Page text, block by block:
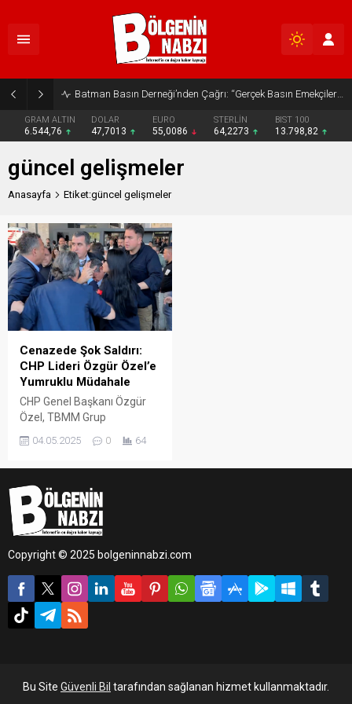
Batman Basın Derneği’nden Çağrı: “Gerçek Basın Emekçileri Desteklenmeli”
GRAM ALTIN
6.544,76
DOLAR
47,7013
EURO
55,0086
STERLİN
64,2273
BIST 100
13.798,82
güncel gelişmeler
Anasayfa Etiket:güncel gelişmeler
Cenazede Şok Saldırı:
CHP Lideri Özgür Özel’e
Yumruklu Müdahale
CHP Genel Başkanı Özgür
Özel, TBMM Grup
Başkanvekili ve DEM Parti
milletvekili Sırrı Süreyya
saldırıya uğradı. Atatürk
Kültür Merkezi’ndeki törenin
ardından gerçekleşen saldırı
gözaltına alındı.
04.05.2025 0 64
Copyright © 2025 bolgeninnabzi.com
Bu Site Güvenli Bil tarafından sağlanan hizmet kullanmaktadır.